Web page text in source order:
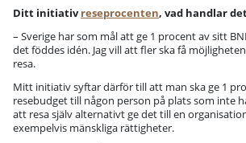
Ditt initiativreseprocenten, vad handlar
– Sverige har som mål att ge 1 procent av sitt
det föddes idén. Jag vill att fler ska få
resa.
Mitt initiativ syftar därför till att man ska ge 1
resebudget till någon person på plats som inte
att resa själv alternativt ge det till en
exempelvis mänskliga rättigheter.